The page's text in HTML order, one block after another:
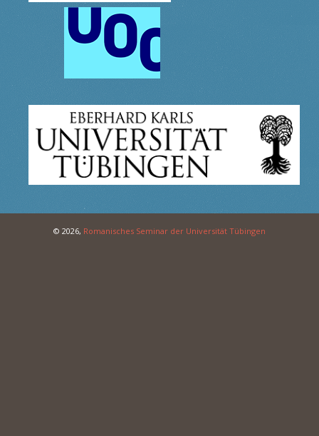
© 2026, Romanisches Seminar der Universität Tübingen